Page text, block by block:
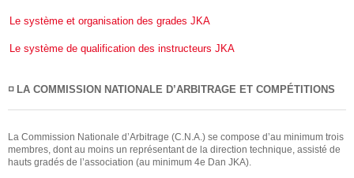
Le système et organisation des grades JKA
Le système de qualification des instructeurs JKA
◽️ LA COMMISSION NATIONALE D’ARBITRAGE ET COMPÉTITIONS
La Commission Nationale d’Arbitrage (C.N.A.) se compose d’au minimum trois
membres, dont au moins un représentant de la direction technique, assisté de
hauts gradés de l’association (au minimum 4e Dan JKA).